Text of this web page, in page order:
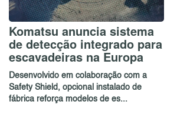
Komatsu anuncia sistema
de detecção integrado para
escavadeiras na Europa
Desenvolvido em colaboração com a
Safety Shield, opcional instalado de
fábrica reforça modelos de es...